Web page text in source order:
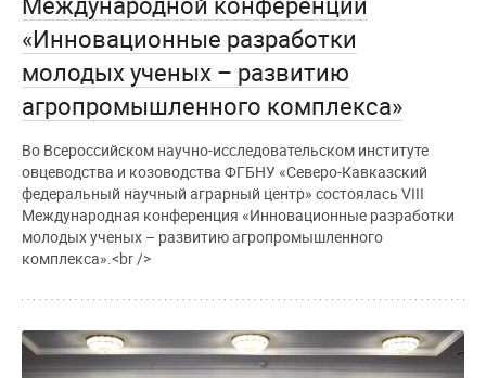
Международной конференции
«Инновационные разработки
молодых ученых – развитию
агропромышленного комплекса»
Во Всероссийском научно-исследовательском институте
овцеводства и козоводства ФГБНУ «Северо-Кавказский
федеральный научный аграрный центр» состоялась VIII
Международная конференция «Инновационные разработки
молодых ученых – развитию агропромышленного
комплекса».<br />